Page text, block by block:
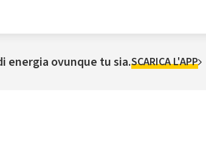
energia ovunque tu sia.SCARICA L'APP